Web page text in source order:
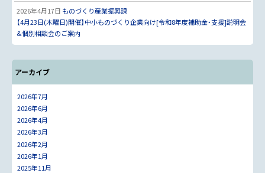
2026年4月17日 ものづくり産業振興課
【4月23日(木曜日)開催】中小ものづくり企業向け[令和8年度補助金・支援]説明会
&個別相談会のご案内
アーカイブ
2026年7月
2026年6月
2026年4月
2026年3月
2026年2月
2026年1月
2025年11月